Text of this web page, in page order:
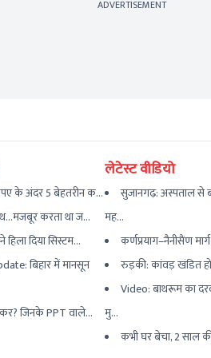
ADVERTISEMENT
के अंदर 5 बेहतरीन क...
करता था ज...
दिया सिस्टम...
बिहार में मानसून
जिनके PPT वाले...
लेटेस्ट वीडियो
सुजानगढ़: अस्पताल से
मह...
कर्णप्रयाग–नैनीसैंण
रुड़की: कांवड़ खंडित
Video: बाथरूम का
मु...
कभी घर बेचा, 2 साल